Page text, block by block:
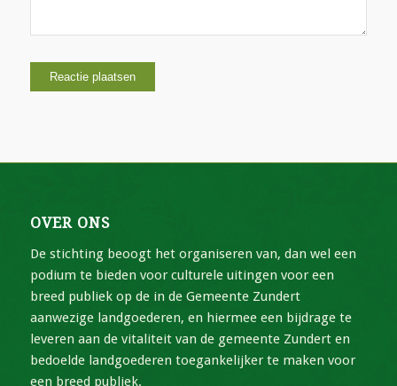
OVER ONS
De stichting beoogt het organiseren van, dan wel een
podium te bieden voor culturele uitingen voor een
breed publiek op de in de Gemeente Zundert
aanwezige landgoederen, en hiermee een bijdrage te
leveren aan de vitaliteit van de gemeente Zundert en
bedoelde landgoederen toegankelijker te maken voor
een breed publiek.